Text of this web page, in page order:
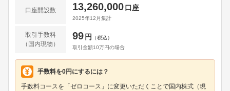
自身もDLJディレクトSFG証券時代に口座を開設していま
す。2003年11月に楽天グループによって買収され、2004
年7月に現在の「楽天証券」へと社名変更されました。楽
天証券で提供されている株式トレードツール「マーケット
提供開始した取引ツール。当時から他社を凌ぐ高機能トレ
ードツールとして投資家・トレーダーに絶大な支持を集
め、操作性や機能面など今なお進化を続けながら、多くの
口座開設数 13,260,000口座
2025年12月集計
取引手数料
（国内現物）
99 円
（税込）
取引金額10万円の場合
手数料を0円にするには？
手数料コースを「ゼロコース」に変更いただくことで国内株式（現